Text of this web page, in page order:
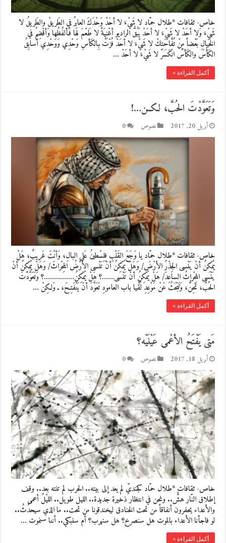
خاص- ثقافات *طلال حمّاد لا شَيْءَ لا أحَدْ وَحْدَكَ العابِرُ في الطَريقْ والطَريقُ لا
شَيْءَ وَلا أحَدْ لا شَيْءَ لا أحَدْ يَبُقُّ الراديو أغْنِيَةً لا طَعْمَ لها فَألفُظُها وَأقْضِمُ في
الخَيالِ بَعْضاً مِنْ تُفَّاحَتِكْ لا شَيْءَ لا أحَدْ فُزْتُ بِالكَأسِ وَحْدِي وَوَحْدِي أسابِقُ
الكَأْسَ والكَأسُ انْكَسَرْ لا شَيْءَ لا أحَدْ …
أكمل القراءة »
وَتَعَوَّدْتَ الحُبَّ، لكــن…!
أبريل 20, 2017 نصوص 0
خاص- ثقافات *طلال حمّاد يا وَجَعَ القَلْبِ فِلِسْطينُ عَلى البالِ، وَأنْتَ غَريبٌ، هَلْ
يُمْكِنُ أنْ يَنْسى الجِذْرُ الأرْضَ/ وَهَلْ يُمْكِنُ أنْ تَنْسى الأرْضُ المِحْراثَ/ وَهَلْ يُمْكِنُ أنْ
يَنْسى المِحْراثُ الساعِدَ/ هَلْ يُمْكِنُ أنْ تَنْسى……؟ هَلْ يُمْكِنُ……………؟ وَتَعَوَّدْتَ
الحُبَّ، تَحِنُّ، وَتَبْحَثُ عَنْ مَوْعِدِ لُقْيا باب العامودِ تَعَوَّدَ أنْ يَنْفَتِحَ، ـ وَلكِنْ …
أكمل القراءة »
مَتى يَفْتَحُ الأعْمى عَيْنَيْه؟
أبريل 18, 2017 نصوص 0
خاص- ثقافات *طلال حمّاد كجنديّ لم يعد إلى بيته.. الحرب لم تنته بعد.. وقف
إطلاق النّار هشٌّ.. ونحن في انتظار ذخيرة جديدة.. الليل طويل.. الليْلُ أعمى
والأعداء يحفرون أنفاقاً من تحت الخنادق ليخندقونا من تحت.. ما الذي سيحدُثُ..
لو فاجأنا الأعداء بالموت هل سنصرخ؟ هل سنهرب؟ أم سنبكي.. أننا سنموت …
أكمل القراءة »